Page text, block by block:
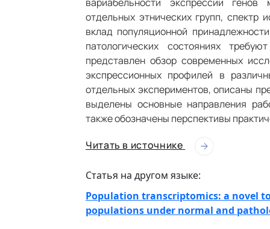
отдельных этнических групп, спектр
вклад популяционной
патологических состояниях
представлен обзор современных
экспрессионных профилей в
отдельных экспериментов, описаны
выделены основные направления
также обозначены перспективы
Читать в источнике
Статья на другом языке:
Population transcriptomics: a novel
populations under normal and